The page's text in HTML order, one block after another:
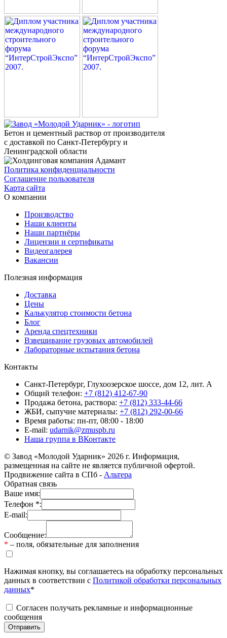
Бетон и цементный раствор от производителя
с доставкой по Санкт-Петербургу и
Ленинградской области
Политика конфиденциальности
Соглашение пользователя
Карта сайта
О компании
Производство
Наши клиенты
Наши партнёры
Лицензии и сертификаты
Видеогалерея
Вакансии
Полезная информация
Доставка
Цены
Калькулятор стоимости бетона
Блог
Аренда спецтехники
Взвешивание грузовых автомобилей
Лабораторные испытания бетона
Контакты
Санкт-Петербург, Глухоозерское шоссе, дом 12, лит. А
Общий телефон: +7 (812) 412-67-90
Продажа бетона, раствора: +7 (812) 333-44-66
ЖБИ, сыпучие материалы: +7 (812) 292-00-66
Время работы: пн-пт, 08:00 - 18:00
E-mail: udarnik@zmuspb.ru
Наша группа в ВКонтакте
© Завод «Молодой Ударник» 2026 г. Информация,
размещенная на сайте не является публичной офертой.
Продвижение сайта в СПб - Альтера
Обратная связь
Ваше имя:
Телефон *:
E-mail:
Сообщение:
* – поля, обязательные для заполнения
Нажимая кнопку, вы соглашаетесь на обработку персональных
данных в соответствии с Политикой обработки персональных
данных*
Согласен получать рекламные и информационные
сообщения